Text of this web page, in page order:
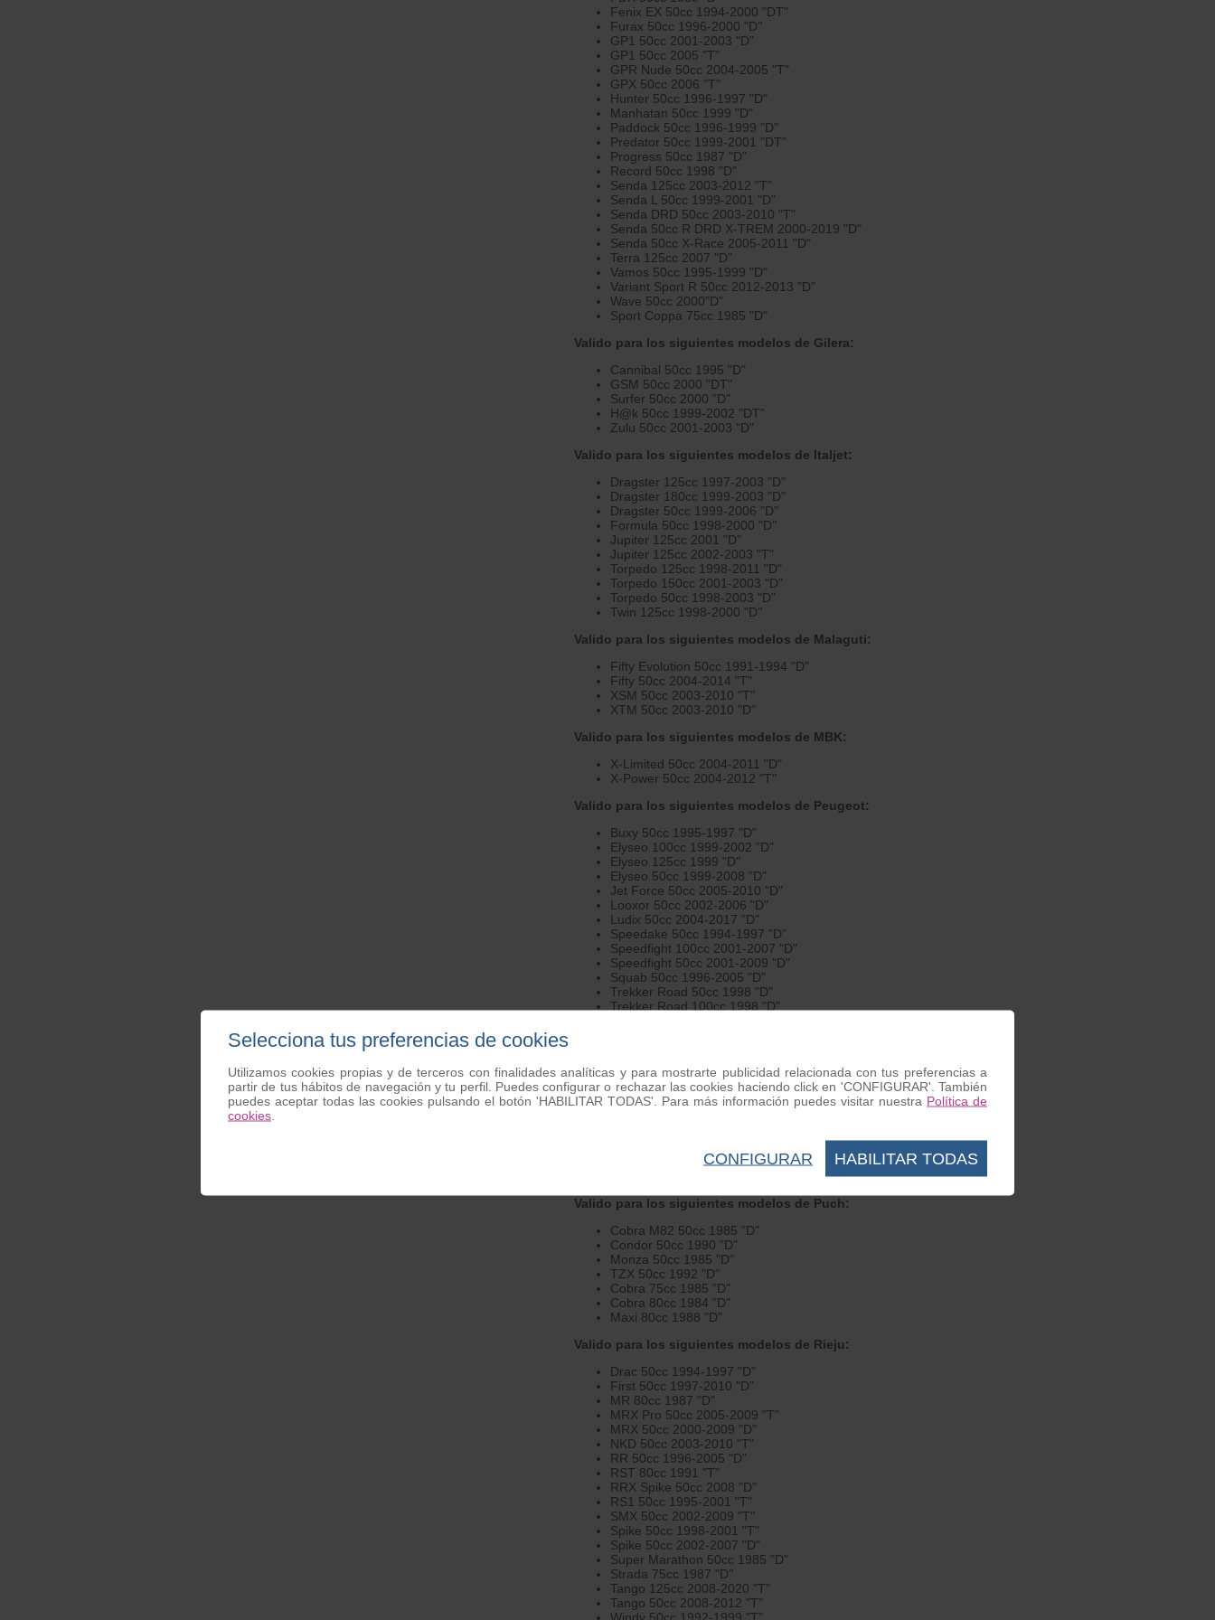
Fenix EX 50cc 1994-2000 "DT"
Furax 50cc 1996-2000 "D"
GP1 50cc 2001-2003 "D"
GP1 50cc 2005 "T"
GPR Nude 50cc 2004-2005 "T"
GPX 50cc 2006 "T"
Hunter 50cc 1996-1997 "D"
Manhatan 50cc 1999 "D"
Paddock 50cc 1996-1999 "D"
Predator 50cc 1999-2001 "DT"
Progress 50cc 1987 "D"
Record 50cc 1998 "D"
Senda 125cc 2003-2012 "T"
Senda L 50cc 1999-2001 "D"
Senda DRD 50cc 2003-2010 "T"
Senda 50cc R DRD X-TREM 2000-2019 "D"
Senda 50cc X-Race 2005-2011 "D"
Terra 125cc 2007 "D"
Vamos 50cc 1995-1999 "D"
Variant Sport R 50cc 2012-2013 "D"
Wave 50cc 2000"D"
Sport Coppa 75cc 1985 "D"
Valido para los siguientes modelos de Gilera:
Cannibal 50cc 1995 "D"
GSM 50cc 2000 "DT"
Surfer 50cc 2000 "D"
H@k 50cc 1999-2002 "DT"
Zulu 50cc 2001-2003 "D"
Valido para los siguientes modelos de Italjet:
Dragster 125cc 1997-2003 "D"
Dragster 180cc 1999-2003 "D"
Dragster 50cc 1999-2006 "D"
Formula 50cc 1998-2000 "D"
Jupiter 125cc 2001 "D"
Jupiter 125cc 2002-2003 "T"
Torpedo 125cc 1998-2011 "D"
Torpedo 150cc 2001-2003 "D"
Torpedo 50cc 1998-2003 "D"
Twin 125cc 1998-2000 "D"
Valido para los siguientes modelos de Malaguti:
Fifty Evolution 50cc 1991-1994 "D"
Fifty 50cc 2004-2014 "T"
XSM 50cc 2003-2010 "T"
XTM 50cc 2003-2010 "D"
Valido para los siguientes modelos de MBK:
X-Limited 50cc 2004-2011 "D"
X-Power 50cc 2004-2012 "T"
Valido para los siguientes modelos de Peugeot:
Buxy 50cc 1995-1997 "D"
Elyseo 100cc 1999-2002 "D"
Elyseo 125cc 1999 "D"
Elyseo 50cc 1999-2008 "D"
Jet Force 50cc 2005-2010 "D"
Looxor 50cc 2002-2006 "D"
Ludix 50cc 2004-2017 "D"
Speedake 50cc 1994-1997 "D"
Speedfight 100cc 2001-2007 "D"
Speedfight 50cc 2001-2009 "D"
Squab 50cc 1996-2005 "D"
Trekker Road 50cc 1998 "D"
Trekker Road 100cc 1998 "D"
XPS 50cc 2003-2011 "T"
XR6 50cc 2002-2007 "T"
XR7 50cc 2008-2013 "T"
Diesis 100cc 2002-2003 "D"
Valido para los siguientes modelos de Puch:
Cobra M82 50cc 1985 "D"
Condor 50cc 1990 "D"
Monza 50cc 1985 "D"
TZX 50cc 1992 "D"
Cobra 75cc 1985 "D"
Cobra 80cc 1984 "D"
Maxi 80cc 1988 "D"
Valido para los siguientes modelos de Rieju:
Drac 50cc 1994-1997 "D"
First 50cc 1997-2010 "D"
MR 80cc 1987 "D"
MRX Pro 50cc 2005-2009 "T"
MRX 50cc 2000-2009 "D"
NKD 50cc 2003-2010 "T"
RR 50cc 1996-2005 "D"
RST 80cc 1991 "T"
RRX Spike 50cc 2008 "D"
RS1 50cc 1995-2001 "T"
SMX 50cc 2002-2009 "T"
Spike 50cc 1998-2001 "T"
Spike 50cc 2002-2007 "D"
Super Marathon 50cc 1985 "D"
Strada 75cc 1987 "D"
Tango 125cc 2008-2020 "T"
Tango 50cc 2008-2012 "T"
Selecciona tus preferencias de cookies
Utilizamos cookies propias y de terceros con finalidades analíticas y para mostrarte publicidad relacionada con tus preferencias a
partir de tus hábitos de navegación y tu perfil. Puedes configurar o rechazar las cookies haciendo click en 'CONFIGURAR'. También
puedes aceptar todas las cookies pulsando el botón 'HABILITAR TODAS'. Para más información puedes visitar nuestra Política de
cookies
CONFIGURAR HABILITAR TODAS